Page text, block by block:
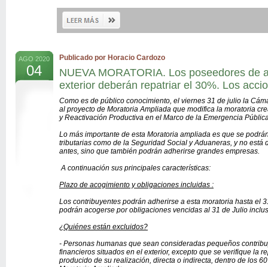
AGO 2020
04
Publicado por Horacio Cardozo
NUEVA MORATORIA. Los poseedores de
exterior deberán repatriar el 30%. Los
Como es de público conocimiento, el viernes 31 de julio la
al proyecto de Moratoria Ampliada que modifica la moratoria
y Reactivación Productiva en el Marco de la Emergencia
Lo más importante de esta Moratoria ampliada es que se
tributarias como de la Seguridad Social y Aduaneras, y no está
antes, sino que también podrán adherirse grandes empresas.
A continuación sus principales características:
Plazo de acogimiento y obligaciones incluidas :
Los contribuyentes podrán adherirse a esta moratoria hasta el
podrán acogerse por obligaciones vencidas al 31 de Julio
¿Quiénes están excluidos?
- Personas humanas que sean consideradas pequeños
financieros situados en el exterior, excepto que se verifique la
producido de su realización, directa o indirecta, dentro de los